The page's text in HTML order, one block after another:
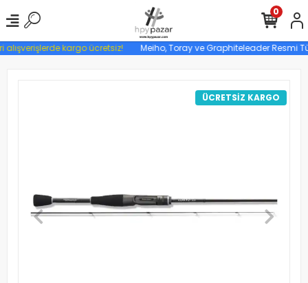
alışverişlerde kargo ücretsiz! Meiho, Toray ve Graphiteleader Resmi
0
ÜCRETSİZ KARGO